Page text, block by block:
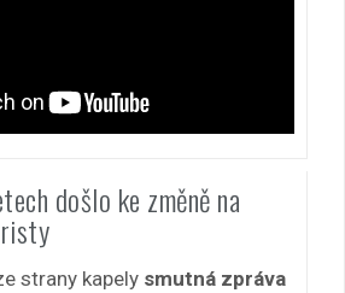
došlo ke změně na
strany kapely smutná zpráva